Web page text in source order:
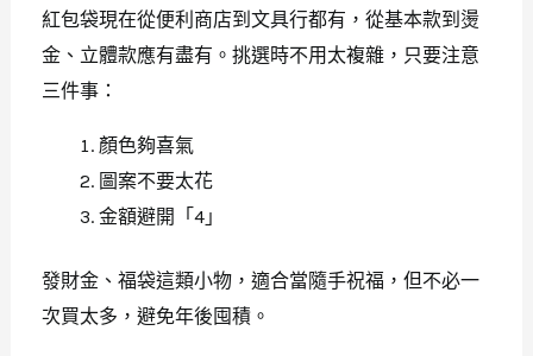
紅包袋現在從便利商店到文具行都有，從基本款到燙
金、立體款應有盡有。挑選時不用太複雜，只要注意
三件事：
顏色夠喜氣
圖案不要太花
金額避開「4」
發財金、福袋這類小物，適合當隨手祝福，但不必一
次買太多，避免年後囤積。